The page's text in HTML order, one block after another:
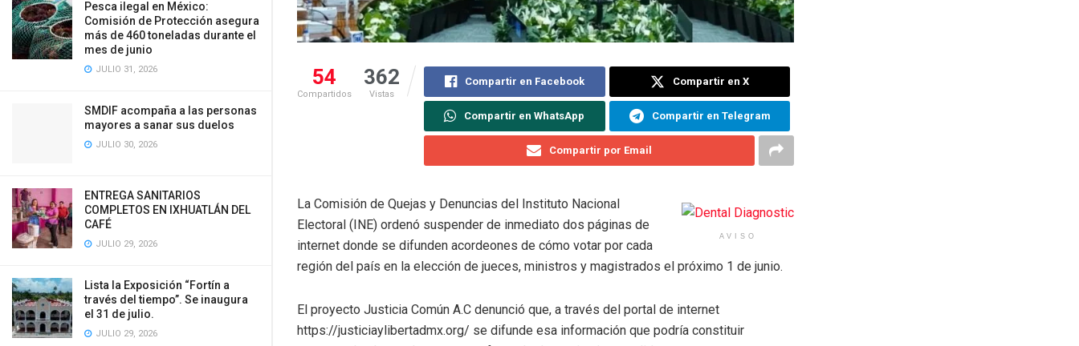
Pesca ilegal en México:
Comisión de Protección asegura
más de 460 toneladas durante el
mes de junio
JULIO 31, 2026
SMDIF acompaña a las personas
mayores a sanar sus duelos
JULIO 30, 2026
ENTREGA SANITARIOS
COMPLETOS EN IXHUATLÁN DEL
CAFÉ
JULIO 29, 2026
Lista la Exposición “Fortín a
través del tiempo”. Se inaugura
el 31 de julio.
JULIO 29, 2026
54
Compartidos
362
Vistas
Compartir en Facebook Compartir en X
Compartir en WhatsApp Compartir en Telegram
Compartir por Email
AVISO
La Comisión de Quejas y Denuncias del Instituto Nacional
Electoral (INE) ordenó suspender de inmediato dos páginas de
internet donde se difunden acordeones de cómo votar por cada
región del país en la elección de jueces, ministros y magistrados el próximo 1 de junio.
El proyecto Justicia Común A.C denunció que, a través del portal de internet
https://justiciaylibertadmx.org/ se difunde esa información que podría constituir